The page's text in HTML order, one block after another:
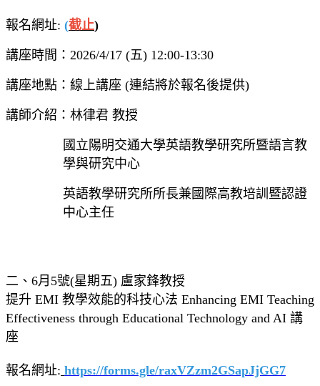
報名網址: (截止)
講座時間：2026/4/17 (五) 12:00-13:30
講座地點：線上講座 (連結將於報名後提供)
講師介紹：林律君 教授
國立陽明交通大學英語教學研究所暨語言教
學與研究中心
英語教學研究所所長兼國際高教培訓暨認證
中心主任
二、6月5號(星期五) 盧家鋒教授
提升 EMI 教學效能的科技心法 Enhancing EMI Teaching
Effectiveness through Educational Technology and AI 講
座
報名網址: https://forms.gle/raxVZzm2GSapJjGG7